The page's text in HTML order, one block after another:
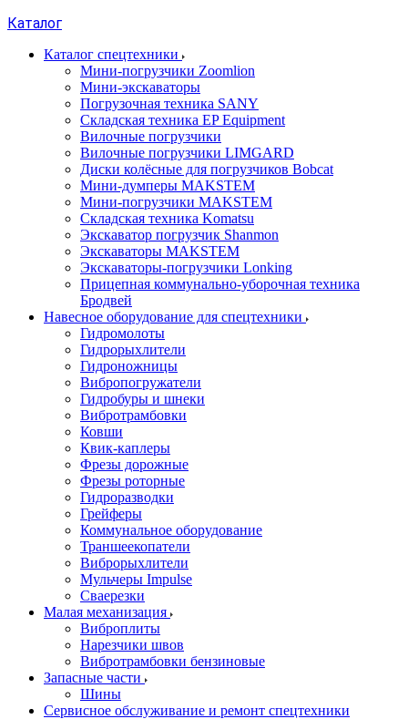
Каталог
Каталог спецтехники
Мини-погрузчики Zoomlion
Мини-экскаваторы
Погрузочная техника SANY
Складская техника EP Equipment
Вилочные погрузчики
Вилочные погрузчики LIMGARD
Диски колёсные для погрузчиков Bobcat
Мини-думперы MAKSTEM
Мини-погрузчики MAKSTEM
Складская техника Komatsu
Экскаватор погрузчик Shanmon
Экскаваторы MAKSTEM
Экскаваторы-погрузчики Lonking
Прицепная коммунально-уборочная техника
Бродвей
Навесное оборудование для спецтехники
Гидромолоты
Гидрорыхлители
Гидроножницы
Вибропогружатели
Гидробуры и шнеки
Вибротрамбовки
Ковши
Квик-каплеры
Фрезы дорожные
Фрезы роторные
Гидроразводки
Грейферы
Коммунальное оборудование
Траншеекопатели
Виброрыхлители
Мульчеры Impulse
Сваерезки
Малая механизация
Виброплиты
Нарезчики швов
Вибротрамбовки бензиновые
Запасные части
Шины
Сервисное обслуживание и ремонт спецтехники